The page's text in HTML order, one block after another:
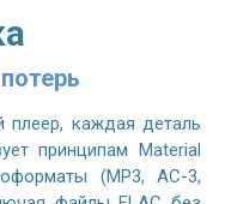
каждая деталь
принципам Material
(MP3, AC-3,